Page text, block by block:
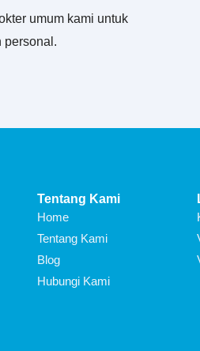
umum kami untuk
personal.
Tentang Kami
Home
Tentang Kami
Blog
Hubungi Kami